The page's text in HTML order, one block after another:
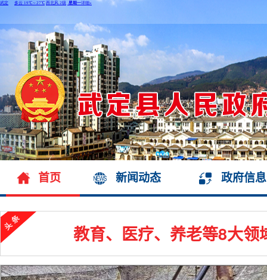
首页 新闻动态 政府信
教育、医疗、养老等8大领